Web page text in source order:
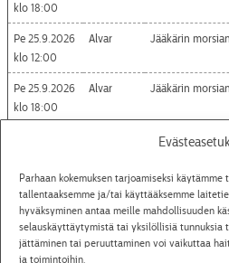
Parhaan kokemuksen tarjoamiseksi käytämme
tallentaaksemme ja/tai käyttääksemme
hyväksyminen antaa meille mahdollisuuden
selauskäyttäytymistä tai yksilöllisiä tunnuksia
jättäminen tai peruuttaminen voi vaikuttaa
ja toimintoihin.
18:00
Pe 25.9.2026
12:00
Alvar Jääkärin morsian
Pe 25.9.2026
18:00
Alvar Jääkärin morsian
Jääkärin morsian
Ti 29.9.2026
18:15
askelta
Pe 2.10.2026
18:00
Alvar Jääkärin